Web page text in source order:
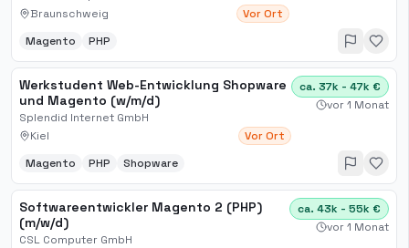
Braunschweig
Vor Ort
Magento PHP
Werkstudent Web-Entwicklung Shopware
und Magento (w/m/d)
Splendid Internet GmbH
Kiel
Vor Ort
ca. 37k - 47k €
vor 1 Monat
Magento PHP Shopware
Softwareentwickler Magento 2 (PHP)
(m/w/d)
CSL Computer GmbH
ca. 43k - 55k €
vor 1 Monat